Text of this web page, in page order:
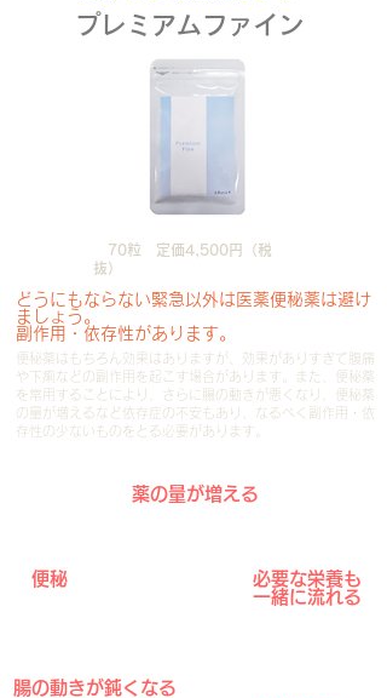
プレミアムファイン
70粒 定価4,500円（税
抜）
どうにもならない緊急以外は医薬便秘薬は避け
ましょう。
​副作用・依存性があります。
便秘薬はもちろん効果はありますが、効果がありすぎて腹痛
や下痢などの副作用を起こす場合があります。また、便秘薬
を常用することにより、さらに腸の動きが悪くなり、便秘薬
の量が増えるなど依存症の不安もあり、なるべく副作用・依
存性の少ないものをとる必要があります。
便秘
薬の量が増える
必要な栄養も
一緒に流れる
腸の動きが鈍くなる